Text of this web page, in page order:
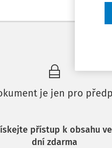
je jen pro
přístup k obsahu
dní zdarma